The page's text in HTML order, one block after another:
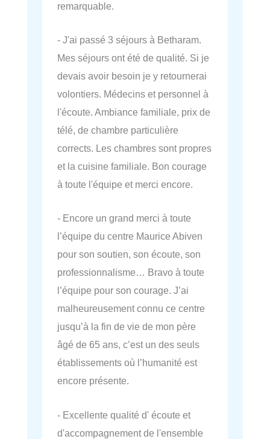
remarquable.
- J'ai passé 3 séjours à Betharam.
Mes séjours ont été de qualité. Si je
devais avoir besoin je y retournerai
volontiers. Médecins et personnel à
l'écoute. Ambiance familiale, prix de
télé, de chambre particulière
corrects. Les chambres sont propres
et la cuisine familiale. Bon courage
à toute l'équipe et merci encore.
- Encore un grand merci à toute
l’équipe du centre Maurice Abiven
pour son soutien, son écoute, son
professionnalisme… Bravo à toute
l’équipe pour son courage. J’ai
malheureusement connu ce centre
jusqu’à la fin de vie de mon père
âgé de 65 ans, c’est un des seuls
établissements où l’humanité est
encore présente.
- Excellente qualité d' écoute et
d'accompagnement de l'ensemble